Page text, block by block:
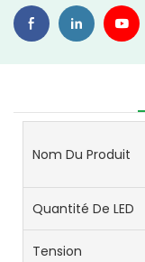
Nom Du Produit
Quantité De LED
Tension